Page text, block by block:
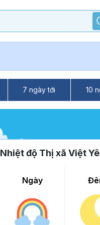
7 ngày tới 10
Nhiệt độ Thị xã Việt
Ngày